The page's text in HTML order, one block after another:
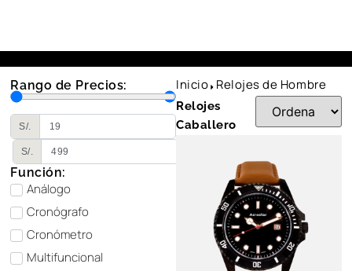
Rango de Precios:
S/.
S/.
Función:
Análogo
Cronógrafo
Cronómetro
Multifuncional
Inicio Relojes de Hombre
Relojes
Caballero